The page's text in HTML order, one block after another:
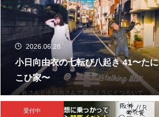
2026.06.28
小日向由衣の七転び八起き 41〜たに
こひ家〜
受付中